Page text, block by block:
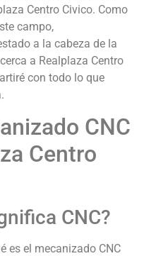
Centro Civico. Como
campo,
a la cabeza de la
a Realplaza Centro
con todo lo que
CNC
Centro
CNC?
es el mecanizado CNC